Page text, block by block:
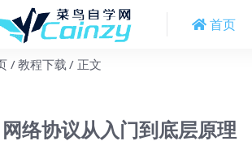
首页
教程下载 正文
网络协议从入门到底层原理